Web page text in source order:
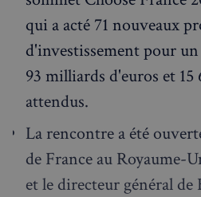
qui a acté 71 nouveaux
d'investissement pour
93 milliards d'euros et 15
attendus.
La rencontre a été
de France au Royaume-
et le directeur général de